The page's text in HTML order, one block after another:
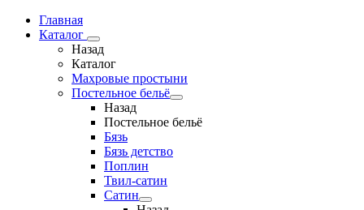
Главная
Каталог
Назад
Каталог
Махровые простыни
Постельное бельё
Назад
Постельное бельё
Бязь
Бязь детство
Поплин
Твил-сатин
Сатин